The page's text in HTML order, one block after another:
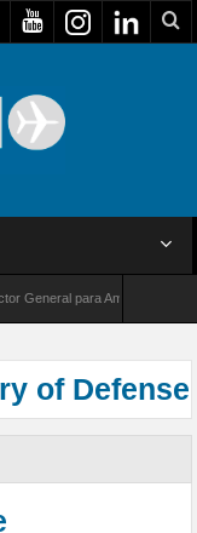
para América Latina
of Defense